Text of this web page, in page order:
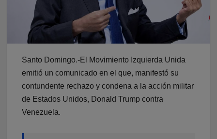
Santo Domingo.-El Movimiento Izquierda Unida
emitió un comunicado en el que, manifestó su
contundente rechazo y condena a la acción militar
de Estados Unidos, Donald Trump contra
Venezuela.